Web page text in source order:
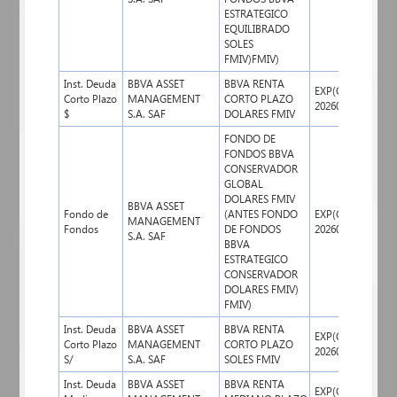
ESTRATEGICO
EQUILIBRADO
SOLES
FMIV)FMIV)
Inst. Deuda
Corto Plazo
$
BBVA ASSET
MANAGEMENT
S.A. SAF
BBVA RENTA
CORTO PLAZO
DOLARES FMIV
EXP(CDN)
2026000867
Fondo de
Fondos
BBVA ASSET
MANAGEMENT
S.A. SAF
FONDO DE
FONDOS BBVA
CONSERVADOR
GLOBAL
DOLARES FMIV
(ANTES FONDO
DE FONDOS
BBVA
ESTRATEGICO
CONSERVADOR
DOLARES FMIV)
FMIV)
EXP(CDN)
2026000870
Inst. Deuda
Corto Plazo
S/
BBVA ASSET
MANAGEMENT
S.A. SAF
BBVA RENTA
CORTO PLAZO
SOLES FMIV
EXP(CDN)
2026000867
Inst. Deuda
BBVA ASSET
BBVA RENTA
EXP(CDN)